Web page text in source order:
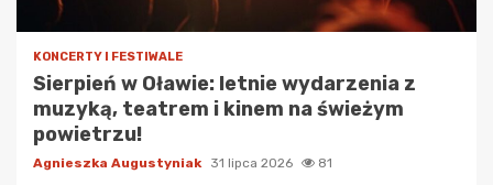
KONCERTY I FESTIWALE
Sierpień w Oławie: letnie wydarzenia z
muzyką, teatrem i kinem na świeżym
powietrzu!
Agnieszka Augustyniak 31 lipca 2026 81